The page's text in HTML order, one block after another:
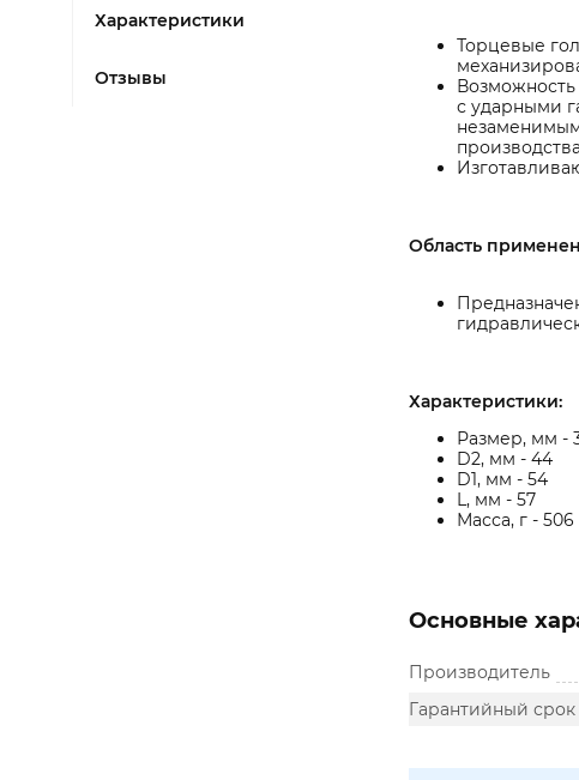
Характеристики
Отзывы
Торцевые
с ударными
Область
Характеристики:
Размер, мм -
D2, мм - 44
D1, мм - 54
L, мм - 57
Масса, г - 506
Основные
Производитель
Гарантийный срок